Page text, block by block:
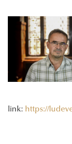
link: https://